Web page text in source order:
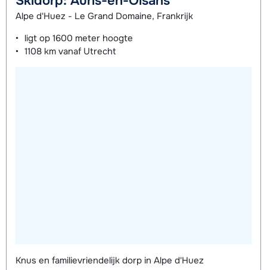
Zilver (Evolution) Ski's + Stokken (8
dagen)
Mini Kid Ski's + Stokken + Schoenen
(8 dagen)
Alpe d'Huez - Le Grand Domaine, Frankrijk
ligt op 1600 meter hoogte
1108 km vanaf Utrecht
Knus en familievriendelijk dorp in Alpe d'Huez